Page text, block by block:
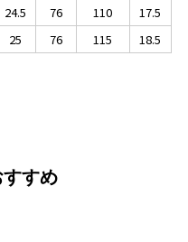
24.5 76 110
17.5
25 76 115 18.5
すめ